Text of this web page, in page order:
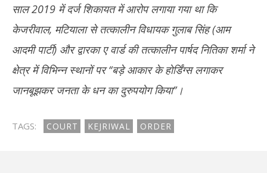
साल 2019 में दर्ज शिकायत में आरोप लगाया गया था कि
केजरीवाल, मटियाला से तत्कालीन विधायक गुलाब सिंह (आम
आदमी पार्टी) और द्वारका ए वार्ड की तत्कालीन पार्षद नितिका शर्मा ने
क्षेत्र में विभिन्न स्थानों पर ‘‘बड़े आकार के होर्डिंग्स लगाकर
जानबूझकर जनता के धन का दुरुपयोग किया’’।
TAGS: COURT KEJRIWAL ORDER